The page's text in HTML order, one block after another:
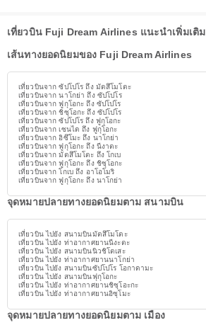
เที่ยวบิน Fuji Dream Airlines แนะนำเพิ่มเติม
เส้นทางยอดนิยมของ Fuji Dream Airlines
เที่ยวบินจาก ซัปโปโร ถึง มัตสึโมโตะ
เที่ยวบินจาก นาโกย่า ถึง ซัปโปโร
เที่ยวบินจาก ฟูกุโอกะ ถึง ซัปโปโร
เที่ยวบินจาก ชิซุโอกะ ถึง ซัปโปโร
เที่ยวบินจาก ซัปโปโร ถึง ฟูกุโอกะ
เที่ยวบินจาก เซนได ถึง ฟูกุโอกะ
เที่ยวบินจาก อิซึโมะ ถึง นาโกย่า
เที่ยวบินจาก ฟูกุโอกะ ถึง นีงาตะ
เที่ยวบินจาก มัตสึโมโตะ ถึง โกเบ
เที่ยวบินจาก ฟูกุโอกะ ถึง ชิซุโอกะ
เที่ยวบินจาก โกเบ ถึง อาโอโมริ
เที่ยวบินจาก ฟูกุโอกะ ถึง นาโกย่า
จุดหมายปลายทางยอดนิยมตาม สนามบิน
เที่ยวบิน ไปยัง สนามบินมัตสึโมโตะ
เที่ยวบิน ไปยัง ท่าอากาศยานนีงะตะ
เที่ยวบิน ไปยัง สนามบินนิวชิโตเสะ
เที่ยวบิน ไปยัง ท่าอากาศยานนาโกย่า
เที่ยวบิน ไปยัง สนามบินซัปโปโร โอกาดามะ
เที่ยวบิน ไปยัง สนามบินฟุกุโอกะ
เที่ยวบิน ไปยัง ท่าอากาศยานชิซุโอะกะ
เที่ยวบิน ไปยัง ท่าอากาศยานอิซุโมะ
จุดหมายปลายทางยอดนิยมตาม เมือง